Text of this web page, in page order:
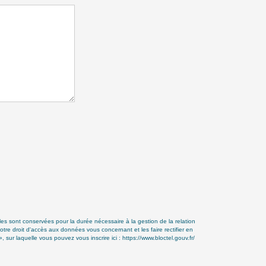
sont conservées pour la durée nécessaire à la gestion de la relation
droit d'accès aux données vous concernant et les faire rectifier en
sur laquelle vous pouvez vous inscrire ici : https://www.bloctel.gouv.fr/